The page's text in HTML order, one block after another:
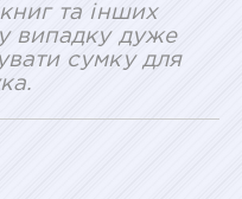
та інших
випадку дуже
сумку для